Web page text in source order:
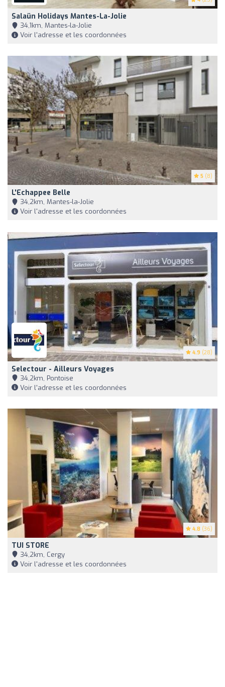
Salaün Holidays Mantes-La-Jolie
34,1km, Mantes-la-Jolie
Voir l'adresse et les coordonnées
5 (8)
L'Echappee Belle
34,2km, Mantes-la-Jolie
Voir l'adresse et les coordonnées
4.9 (28)
Selectour - Ailleurs Voyages
34,2km, Pontoise
Voir l'adresse et les coordonnées
4.8 (36)
TUI STORE
34,2km, Cergy
Voir l'adresse et les coordonnées